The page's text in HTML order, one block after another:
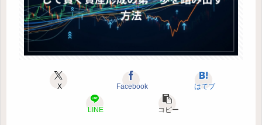
X Facebook はてブ
LINE コピー